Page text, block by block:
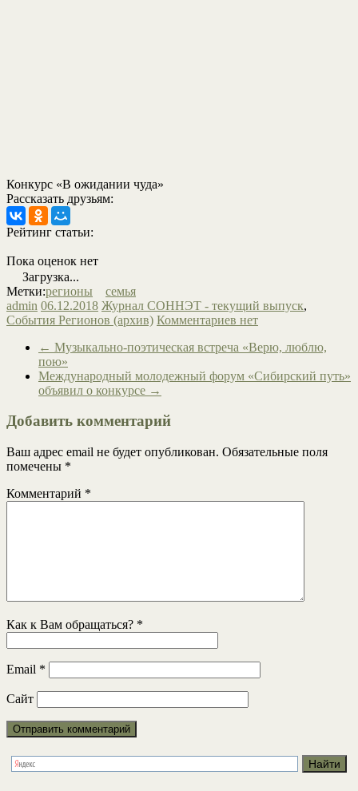
Конкурс «В ожидании чуда»
Рассказать друзьям:
Рейтинг статьи:
Пока оценок нет
Загрузка...
Метки:регионы
семья
admin 06.12.2018 Журнал СОННЭТ - текущий выпуск,
События Регионов (архив) Комментариев нет
← Музыкально-поэтическая встреча «Верю, люблю,
пою»
Международный молодежный форум «Сибирский путь»
объявил о конкурсе →
Добавить комментарий
Ваш адрес email не будет опубликован. Обязательные поля
помечены *
Комментарий *
Как к Вам обращаться? *
Email *
Сайт